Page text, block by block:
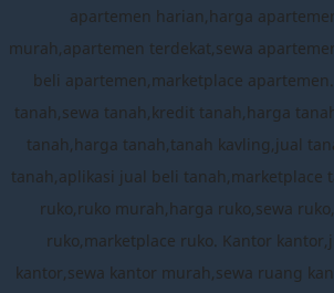
apartemen harian,harga
murah,apartemen terdekat,sewa
beli apartemen,marketplace
tanah,sewa tanah,kredit tanah,harga
tanah,harga tanah,tanah kavling,jual
tanah,aplikasi jual beli tanah,marketplace
ruko,ruko murah,harga ruko,sewa
ruko,marketplace ruko. Kantor
kantor,sewa kantor murah,sewa ruang